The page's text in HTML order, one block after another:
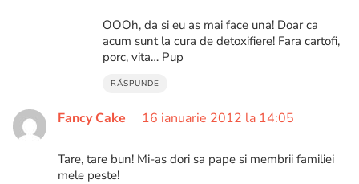
OOOh, da si eu as mai face una! Doar ca
acum sunt la cura de detoxifiere! Fara cartofi,
porc, vita… Pup
RĂSPUNDE
Fancy Cake 16 ianuarie 2012 la 14:05
Tare, tare bun! Mi-as dori sa pape si membrii familiei
mele peste!